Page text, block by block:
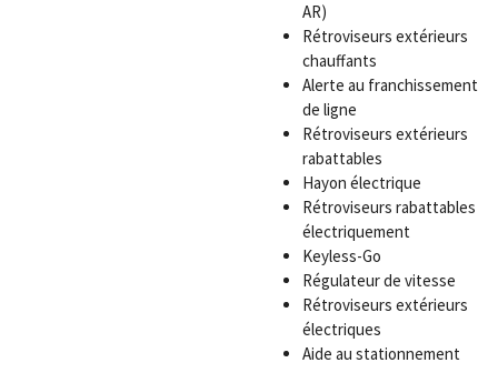
AR)
Rétroviseurs extérieurs
chauffants
Alerte au franchissement
de ligne
Rétroviseurs extérieurs
rabattables
Hayon électrique
Rétroviseurs rabattables
électriquement
Keyless-Go
Régulateur de vitesse
Rétroviseurs extérieurs
électriques
Aide au stationnement